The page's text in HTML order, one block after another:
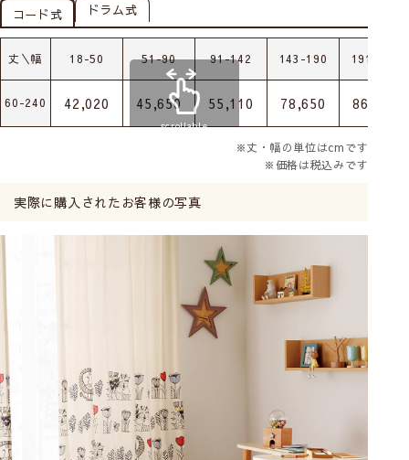
コード式 ドラム式
丈＼幅 18-50 51-90 91-142 143-190 191-240
60-240 42,020 45,650 55,110 78,650 86,900
scrollable
※丈・幅の単位はcmです
※価格は税込みです
実際に購入されたお客様の写真